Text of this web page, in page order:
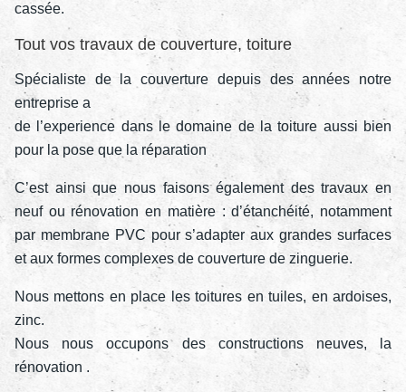
cassée.
Tout vos travaux de couverture, toiture
Spécialiste de la couverture depuis des années notre
entreprise a
de l’experience dans le domaine de la toiture aussi bien
pour la pose que la réparation
C’est ainsi que nous faisons également des travaux en
neuf ou rénovation en matière : d’étanchéité, notamment
par membrane PVC pour s’adapter aux grandes surfaces
et aux formes complexes de couverture de zinguerie.
Nous mettons en place les toitures en tuiles, en ardoises,
zinc.
Nous nous occupons des constructions neuves, la
rénovation .